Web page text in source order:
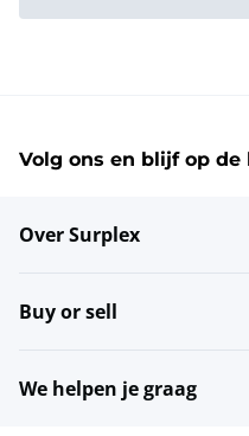
Bos-, turf-, tuin- en...
Volg ons en blijf op de
Over Surplex
Buy or sell
We helpen je graag